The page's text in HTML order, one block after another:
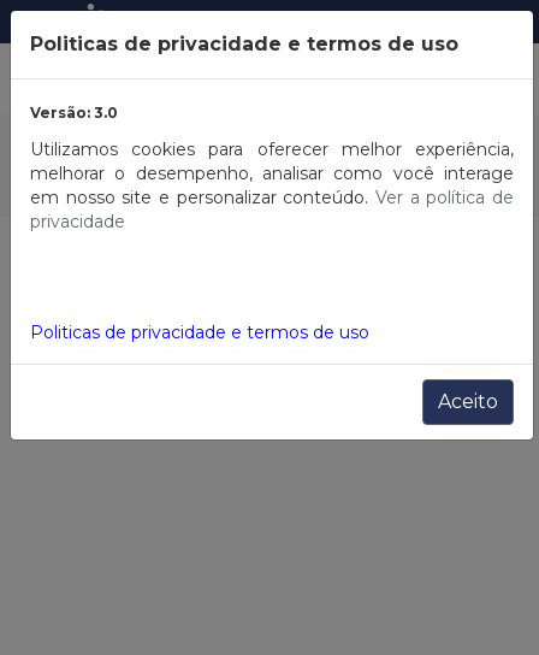
Filtros
Politicas de privacidade e termos de uso
Versão: 3.0
Utilizamos cookies para oferecer melhor experiência,
melhorar o desempenho, analisar como você interage
em nosso site e personalizar conteúdo. Ver a política de
privacidade
Politicas de privacidade e termos de uso
Aceito